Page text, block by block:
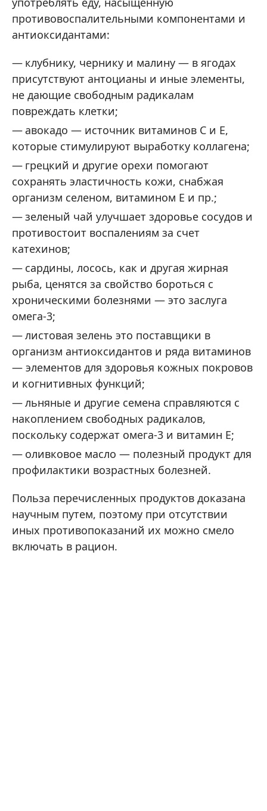
противовоспалительными компонентами и
антиоксидантами:
клубнику, чернику и малину — в ягодах
присутствуют антоцианы и иные элементы,
не дающие свободным радикалам
повреждать клетки;
авокадо — источник витаминов C и E,
которые стимулируют выработку коллагена;
грецкий и другие орехи помогают
сохранять эластичность кожи, снабжая
организм селеном, витамином E и пр.;
зеленый чай улучшает здоровье сосудов и
противостоит воспалениям за счет
катехинов;
сардины, лосось, как и другая жирная
рыба, ценятся за свойство бороться с
хроническими болезнями — это заслуга
омега-3;
листовая зелень это поставщики в
организм антиоксидантов и ряда витаминов
— элементов для здоровья кожных покровов
и когнитивных функций;
льняные и другие семена справляются с
накоплением свободных радикалов,
поскольку содержат омега-3 и витамин E;
оливковое масло — полезный продукт для
профилактики возрастных болезней.
Польза перечисленных продуктов доказана
научным путем, поэтому при отсутствии
иных противопоказаний их можно смело
включать в рацион.